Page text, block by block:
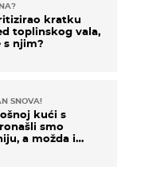
kratku
toplinskog vala,
s njim?
SNOVA!
kući s
smo
a možda i